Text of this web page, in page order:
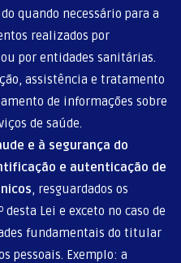
quando necessário para a
realizados por
por entidades sanitárias.
assistência e tratamento
de informações sobre
de saúde.
e à segurança do
e autenticação de
, resguardados os
Lei e exceto no caso de
fundamentais do titular
pessoais. Exemplo: a